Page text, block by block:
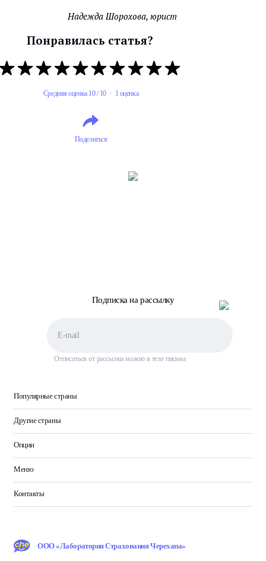
Надежда Шорохова, юрист
Понравилась статья?
Средняя оценка 10 / 10 · 1 оценка
Поделиться
Подписка на рассылку
Отписаться от рассылки можно в теле письма
Популярные страны
Другие страны
Опции
Меню
Контакты
ООО «Лаборатория Страхования Черехапа»